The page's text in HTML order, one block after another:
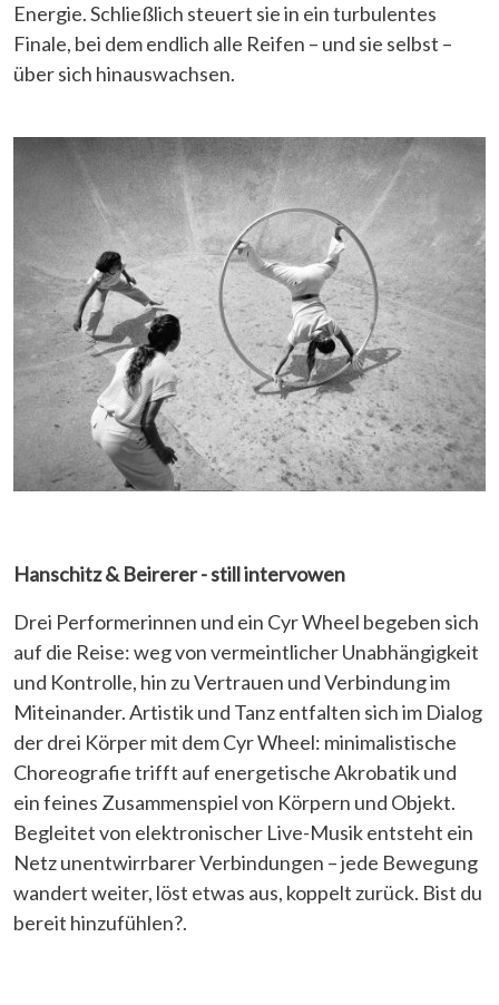
Energie. Schließlich steuert sie in ein turbulentes
Finale, bei dem endlich alle Reifen – und sie selbst –
über sich hinauswachsen.
Hanschitz & Beirerer - still intervowen
Drei Performerinnen und ein Cyr Wheel begeben sich
auf die Reise: weg von vermeintlicher Unabhängigkeit
und Kontrolle, hin zu Vertrauen und Verbindung im
Miteinander. Artistik und Tanz entfalten sich im Dialog
der drei Körper mit dem Cyr Wheel: minimalistische
Choreografie trifft auf energetische Akrobatik und
ein feines Zusammenspiel von Körpern und Objekt.
Begleitet von elektronischer Live-Musik entsteht ein
Netz unentwirrbarer Verbindungen – jede Bewegung
wandert weiter, löst etwas aus, koppelt zurück. Bist du
bereit hinzufühlen?.